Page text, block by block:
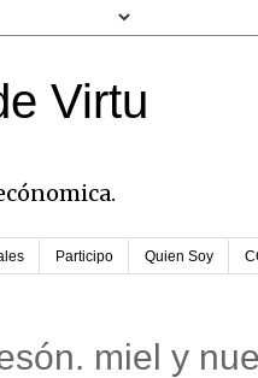
Virtu
Participo Quien Soy
miel y